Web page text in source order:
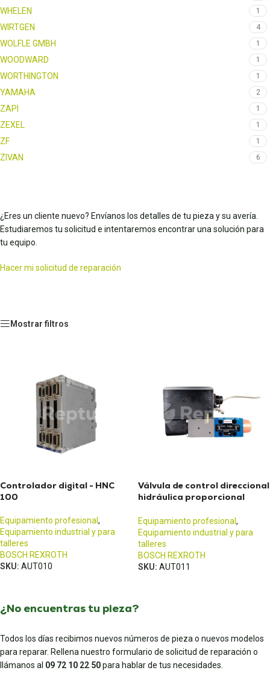
WHELEN 1
WIRTGEN 4
WOLFLE GMBH 1
WOODWARD 1
WORTHINGTON 1
YAMAHA 2
ZAPI 1
ZEXEL 1
ZF 1
ZIVAN 6
¿Eres un cliente nuevo? Envíanos los detalles de tu pieza y su avería.
Estudiaremos tu solicitud e intentaremos encontrar una solución para
tu equipo.
Hacer mi solicitud de reparación
Mostrar filtros
Controlador digital - HNC
100
Equipamiento profesional ,
Equipamiento industrial y para
talleres
BOSCH REXROTH
SKU: AUT010
Válvula de control direccional
hidráulica proporcional
A-22 / SY(H)DFE
Equipamiento profesional ,
Equipamiento industrial y para
talleres
BOSCH REXROTH
SKU: AUT011
¿No encuentras tu pieza?
Todos los días recibimos nuevos números de pieza o nuevos modelos
para reparar. Rellena nuestro formulario de solicitud de reparación o
llámanos al 09 72 10 22 50para hablar de tus necesidades.